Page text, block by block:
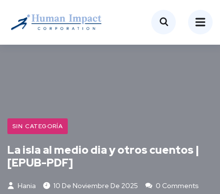
SIN CATEGORÍA
La isla al medio dia y otros cuentos |
[EPUB-PDF]
Hania 10 De Noviembre De 2025
0 Comments